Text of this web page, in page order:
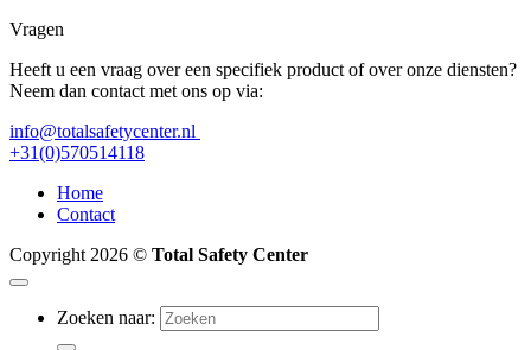
Vragen
Heeft u een vraag over een specifiek product of over onze diensten?
Neem dan contact met ons op via:
info@totalsafetycenter.nl
+31(0)570514118
Home
Contact
Copyright 2026 © Total Safety Center
Zoeken naar: